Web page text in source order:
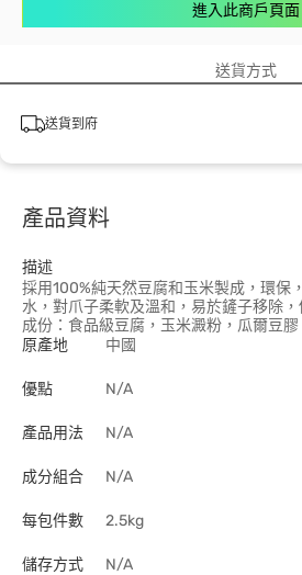
進入此商戶頁面
送貨方式
送貨到府
產品資料
描述
採用100%純天然豆腐和玉米製成，環保
水，對爪子柔軟及溫和，易於鏟子移除，
成份：食品級豆腐，玉米澱粉，瓜爾豆膠
原產地
中國
優點 N/A
產品用法 N/A
成分組合 N/A
每包件數 2.5kg
儲存方式 N/A